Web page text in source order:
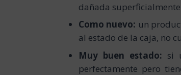
dañada
Como nuevo: un
al estado de la caja, no
Muy buen estado: si
perfectamente pero